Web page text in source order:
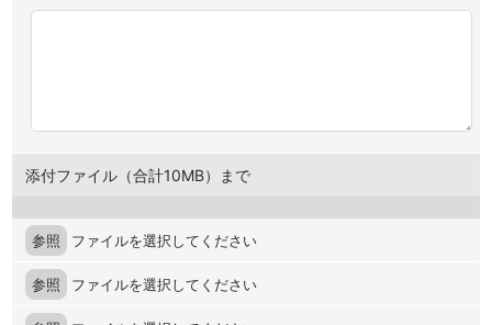
添付ファイル（合計10MB）まで
参照 ファイルを選択してください
参照 ファイルを選択してください